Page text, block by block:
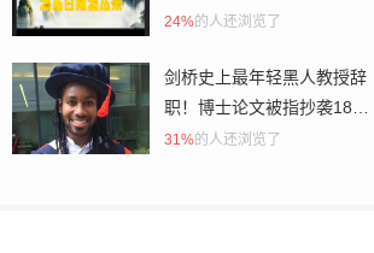
“不好好说话”
24%的人还浏览了
剑桥史上最年轻黑人教授辞
职！博士论文被指抄袭180
处
31%的人还浏览了